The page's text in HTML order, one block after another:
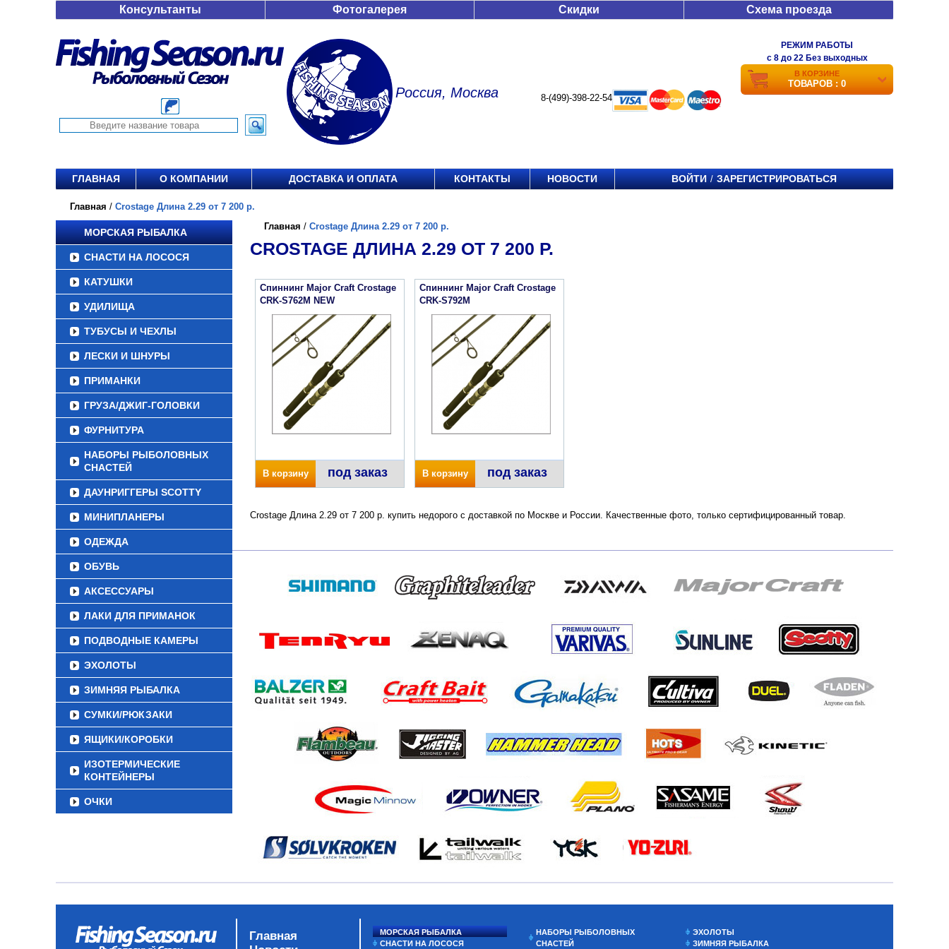
Консультанты Фотогалерея Скидки Схема проезда
Россия, Москва 8-(499)-398-22-54
РЕЖИМ РАБОТЫ
c 8 до 22 Без выходных
В КОРЗИНЕ
ТОВАРОВ : 0
ГЛАВНАЯ О КОМПАНИИ ДОСТАВКА И ОПЛАТА КОНТАКТЫ НОВОСТИ ВОЙТИ / ЗАРЕГИСТРИРОВАТЬСЯ
Главная / Crostage Длина 2.29 от 7 200 р.
МОРСКАЯ РЫБАЛКА
СНАСТИ НА ЛОСОСЯ
КАТУШКИ
УДИЛИЩА
ТУБУСЫ И ЧЕХЛЫ
ЛЕСКИ И ШНУРЫ
ПРИМАНКИ
ГРУЗА/ДЖИГ-ГОЛОВКИ
ФУРНИТУРА
НАБОРЫ РЫБОЛОВНЫХ
СНАСТЕЙ
ДАУНРИГГЕРЫ SCOTTY
МИНИПЛАНЕРЫ
ОДЕЖДА
ОБУВЬ
АКСЕССУАРЫ
ЛАКИ ДЛЯ ПРИМАНОК
ПОДВОДНЫЕ КАМЕРЫ
ЭХОЛОТЫ
ЗИМНЯЯ РЫБАЛКА
СУМКИ/РЮКЗАКИ
ЯЩИКИ/КОРОБКИ
ИЗОТЕРМИЧЕСКИЕ
КОНТЕЙНЕРЫ
ОЧКИ
Главная / Crostage Длина 2.29 от 7 200 р.
CROSTAGE ДЛИНА 2.29 ОТ 7 200 Р.
Спиннинг Major Craft Crostage
CRK-S762M NEW
В корзину под заказ
Спиннинг Major Craft Crostage
CRK-S792M
В корзину под заказ
Crostage Длина 2.29 от 7 200 р. купить недорого с доставкой по Москве и России. Качественные фото, только сертифицированный товар.
Главная
МОРСКАЯ РЫБАЛКА
СНАСТИ НА ЛОСОСЯ
НАБОРЫ РЫБОЛОВНЫХ
СНАСТЕЙ
ЭХОЛОТЫ
ЗИМНЯЯ РЫБАЛКА